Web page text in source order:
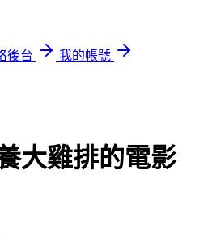
後台
我的帳號
大雞排的電影